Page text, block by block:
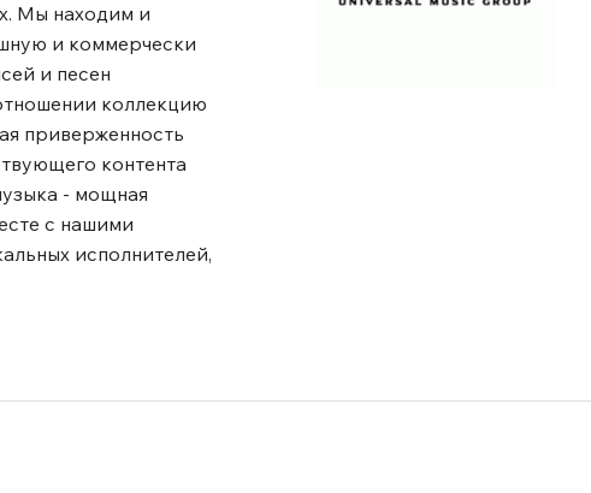
Мы находим и
и коммерчески
и песен
коллекцию
приверженность
контента
- мощная
с нашими
исполнителей,